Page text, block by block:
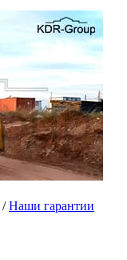
/Наши гарантии